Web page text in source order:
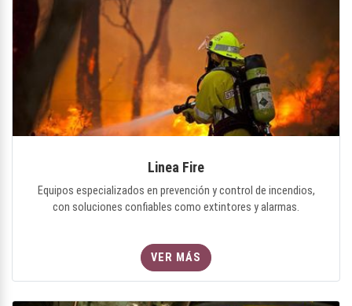
Linea Fire
Equipos especializados en prevención y control de incendios,
con soluciones confiables como extintores y alarmas.
VER MÁS